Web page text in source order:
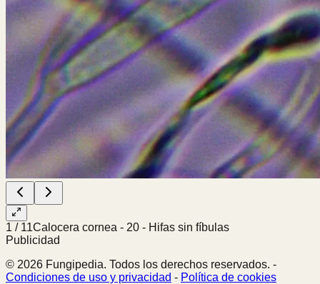
1 / 11Calocera cornea - 20 - Hifas sin fíbulas
Publicidad
© 2026 Fungipedia. Todos los derechos reservados. -
Condiciones de uso y privacidad - Política de cookies